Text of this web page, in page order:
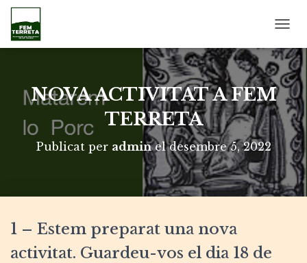
A
N
V
I
A
L
A
N
A
V
E
G
NOVA ACTIVITAT A FEM
TERRETA
Publicat per admineldesembre 5, 2022
1 – Estem preparat una nova
activitat. Guardeu-vos el dia 18 de